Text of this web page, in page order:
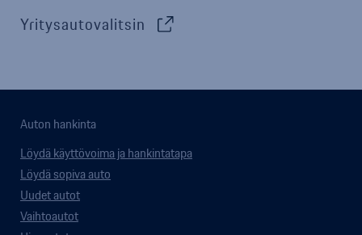
Yritysautovalitsin
Auton hankinta
Löydä käyttövoima ja hankintatapa
Löydä sopiva auto
Uudet autot
Vaihtoautot